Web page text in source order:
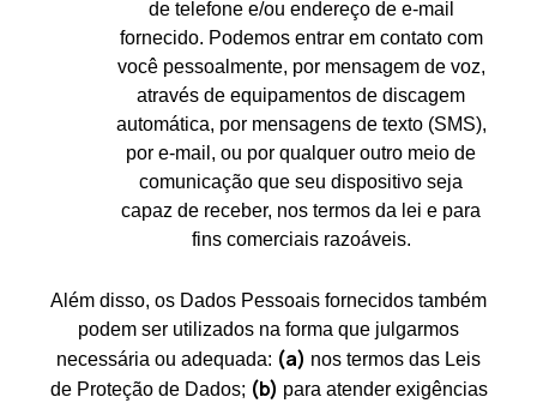
de telefone e/ou endereço de e-mail
fornecido. Podemos entrar em contato com
você pessoalmente, por mensagem de voz,
através de equipamentos de discagem
automática, por mensagens de texto (SMS),
por e-mail, ou por qualquer outro meio de
comunicação que seu dispositivo seja
capaz de receber, nos termos da lei e para
fins comerciais razoáveis.
Além disso, os Dados Pessoais fornecidos também
podem ser utilizados na forma que julgarmos
necessária ou adequada: (a) nos termos das Leis
de Proteção de Dados; (b) para atender exigências